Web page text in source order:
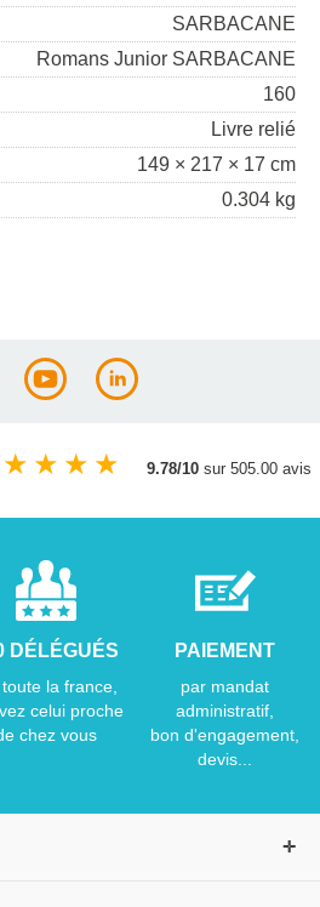
SARBACANE
Romans Junior SARBACANE
160
Livre relié
149 × 217 × 17 cm
0.304 kg
★ ★ ★ ★ 9.78/10 sur 505.00 avis
DÉLÉGUÉS
la france,
celui proche
chez vous
PAIEMENT
par mandat
administratif,
bon d'engagement,
devis...